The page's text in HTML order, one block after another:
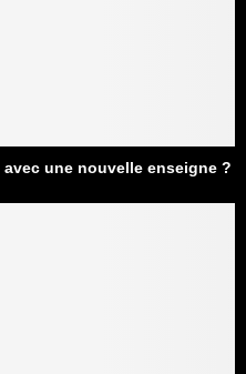
une nouvelle enseigne ?